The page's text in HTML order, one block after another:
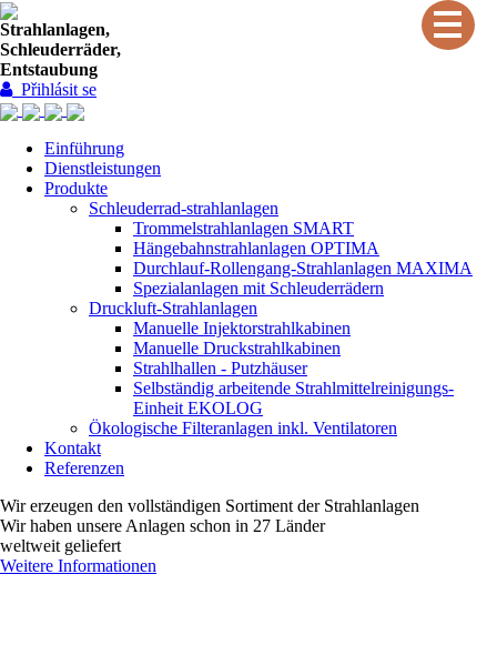
Strahlanlagen,
Schleuderräder,
Entstaubung
Přihlásit se
Einführung
Dienstleistungen
Produkte
Schleuderrad-strahlanlagen
Trommelstrahlanlagen SMART
Hängebahnstrahlanlagen OPTIMA
Durchlauf-Rollengang-Strahlanlagen MAXIMA
Spezialanlagen mit Schleuderrädern
Druckluft-Strahlanlagen
Manuelle Injektorstrahlkabinen
Manuelle Druckstrahlkabinen
Strahlhallen - Putzhäuser
Selbständig arbeitende Strahlmittelreinigungs-
Einheit EKOLOG
Ökologische Filteranlagen inkl. Ventilatoren
Kontakt
Referenzen
Wir erzeugen den vollständigen Sortiment der Strahlanlagen
Wir haben unsere Anlagen schon in 27 Länder
weltweit geliefert
Weitere Informationen